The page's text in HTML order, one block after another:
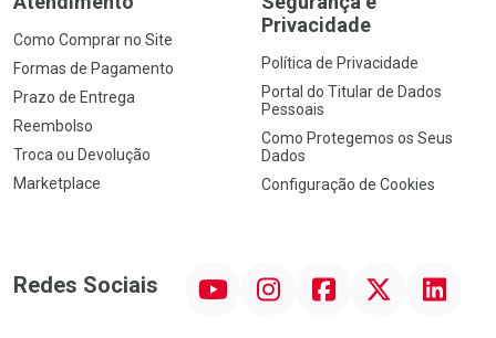
Como Comprar no Site
Formas de Pagamento
Prazo de Entrega
Reembolso
Troca ou Devolução
Marketplace
Privacidade
Política de Privacidade
Portal do Titular de Dados
Pessoais
Como Protegemos os Seus
Dados
Configuração de Cookies
Redes Sociais InstagramFacebookTwitter Linkedin